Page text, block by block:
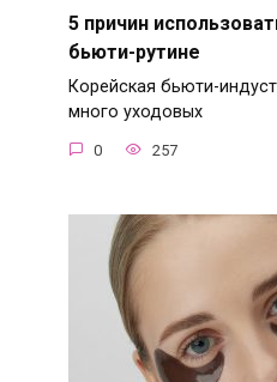
5 причин
бьюти-рутине
Корейская бьюти-
много уходовых
0 257